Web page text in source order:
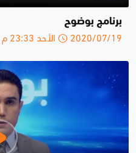
برنامج بوضوح
2020/07/19 الأحد 23:33 م